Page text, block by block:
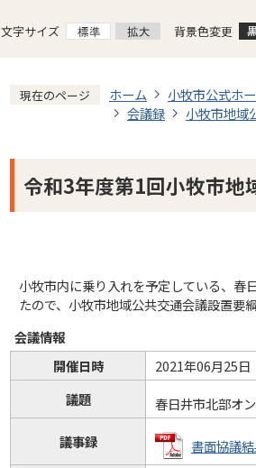
文字サイズ 背景色変更
現在のページ ホーム 小牧市公式ホ
会議録
小牧市地域
令和3年度第1回小牧市地
小牧市内に乗り入れを予定している、春
たので、小牧市地域公共交通会議設置要
会議情報
開催日時
2021年06月25日
議題
春日井市北部オ
議事録
書面協議